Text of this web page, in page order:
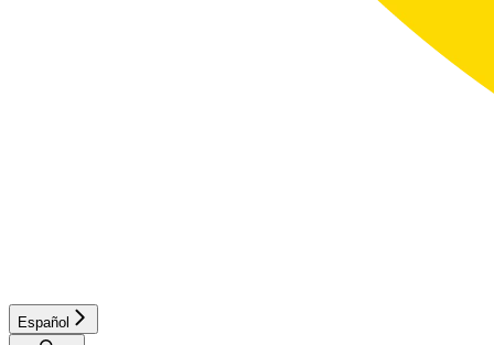
Español